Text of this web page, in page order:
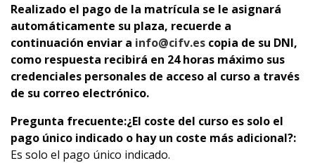
Realizado el pago de la matrícula se le asignará
automáticamente su plaza, recuerde a
continuación enviar a info@cifv.es copia de su DNI,
como respuesta recibirá en 24 horas máximo sus
credenciales personales de acceso al curso a través
de su correo electrónico.
Pregunta frecuente:¿El coste del curso es solo el
pago único indicado o hay un coste más adicional?:
Es solo el pago único indicado.